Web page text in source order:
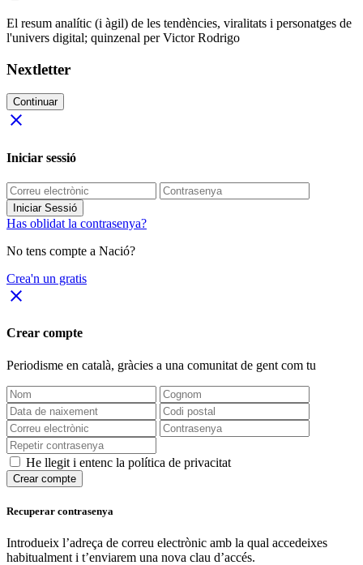
El resum analític (i àgil) de les tendències, viralitats i personatges de
l'univers digital; quinzenal per Victor Rodrigo
Nextletter
Continuar
close
Iniciar sessió
Iniciar Sessió
Has oblidat la contrasenya?
No tens compte a Nació?
Crea'n un gratis
close
Crear compte
Periodisme en català, gràcies a una comunitat de gent com tu
He llegit i entenc la política de privacitat
Crear compte
Recuperar contrasenya
Introdueix l’adreça de correu electrònic amb la qual accedeixes
habitualment i t’enviarem una nova clau d’accés.